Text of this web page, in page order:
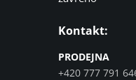
Kontakt:
PRODEJNA
+420 777 791